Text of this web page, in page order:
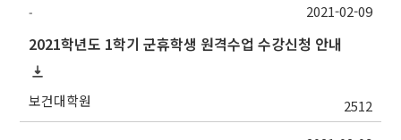
-
2021학년도 1학기 군휴학생 원격수업 수강신청 안내
보건대학원 2512
2021-02-09